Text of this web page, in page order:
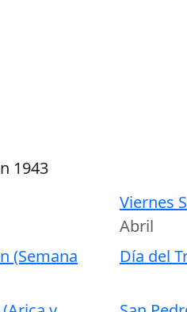
1943
Viernes
Abril
(Semana
Día del